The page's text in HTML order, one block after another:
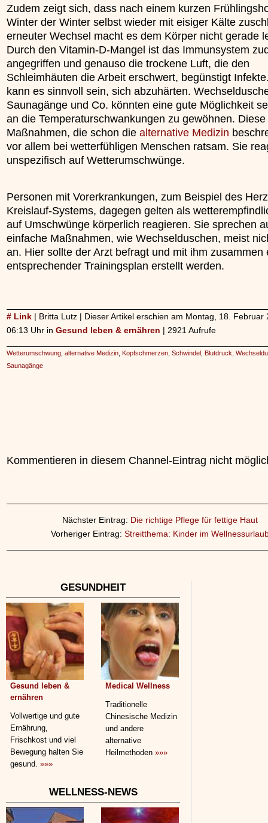
Zudem zeigt sich, dass nach einem kurzen
Winter der Winter selbst wieder mit eisiger Kälte
erneuter Wechsel macht es dem Körper nicht gerade
Durch den Vitamin-D-Mangel ist das Immunsystem
angegriffen und genauso die trockene Luft, die den
Schleimhäuten die Arbeit erschwert, begünstigt
kann es sinnvoll sein, sich abzuhärten.
Saunagänge und Co. könnten eine gute Möglichkeit
an die Temperaturschwankungen zu gewöhnen. Diese
Maßnahmen, die schon die alternative Medizin
vor allem bei wetterfühligen Menschen ratsam. Sie
unspezifisch auf Wetterumschwünge.
Personen mit Vorerkrankungen, zum Beispiel des
Kreislauf-Systems, dagegen gelten als
auf Umschwünge körperlich reagieren. Sie sprechen
einfache Maßnahmen, wie Wechselduschen, meist
an. Hier sollte der Arzt befragt und mit ihm zusammen
entsprechender Trainingsplan erstellt werden.
# Link | Britta Lutz | Dieser Artikel erschien am Montag, 18. Februar
06:13 Uhr in Gesund leben & ernähren | 2921 Aufrufe
Wetterumschwung alternative Medizin Kopfschmerzen Schwindel Blutdruck
Saunagänge
Kommentieren in diesem Channel-Eintrag nicht
Nächster Eintrag: Die richtige Pflege für fettige Haut
Vorheriger Eintrag: Streitthema: Kinder im
GESUNDHEIT
Gesund leben &
ernähren
Vollwertige und gute
Ernährung,
Frischkost und viel
Bewegung halten Sie
gesund. »»»
Medical Wellness
Traditionelle
Chinesische Medizin
und andere
alternative
Heilmethoden »»»
WELLNESS-NEWS